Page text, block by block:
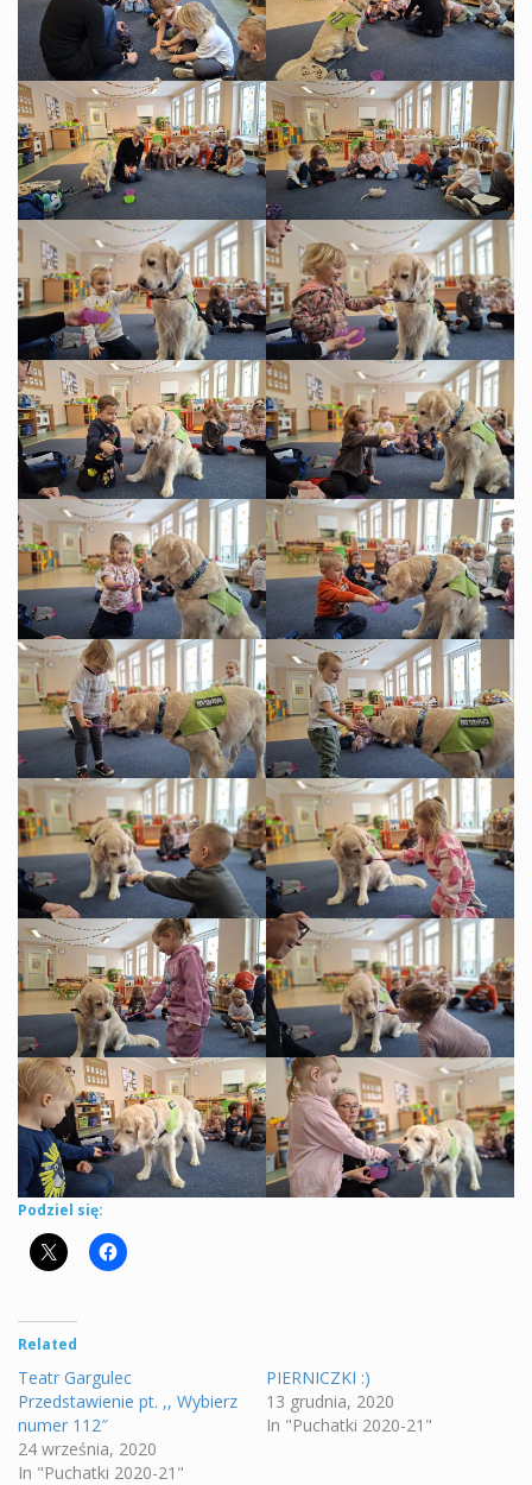
Podziel się:
Related
Teatr Gargulec
Przedstawienie pt. ,, Wybierz
numer 112″
24 września, 2020
In "Puchatki 2020-21"
PIERNICZKI :)
13 grudnia, 2020
In "Puchatki 2020-21"